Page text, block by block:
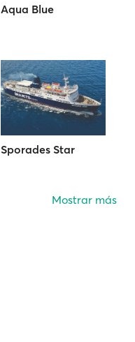
Aqua Blue
Sporades Star
Mostrar más